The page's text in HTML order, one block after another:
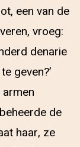
een van de
vroeg:
denarie
geven?’
de
haar, ze